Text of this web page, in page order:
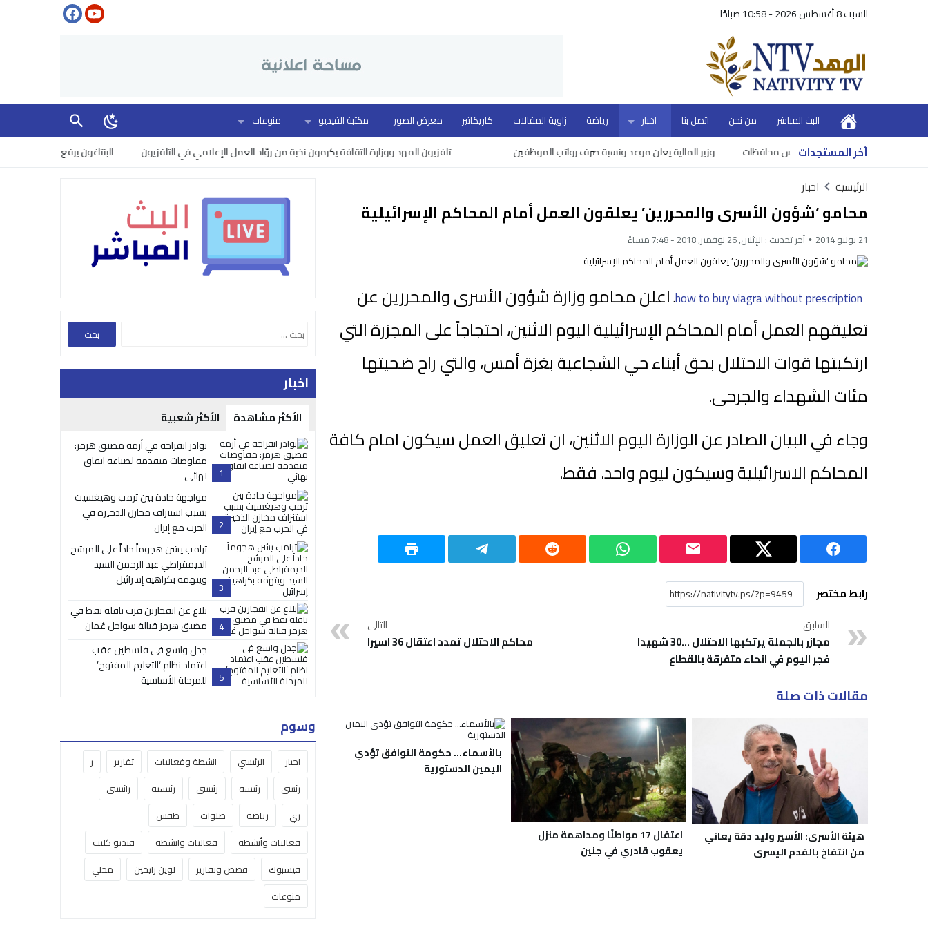
السبت 8 أغسطس 2026 - 10:58 صباحًا
البث المباشر من نحن اتصل بنا اخبار رياضة زاوية المقالات كاريكاتير معرض الصور مكتبة الفيديو منوعات
أخر المستجدات تلفزيون المهد ووزارة الثقافة يكرمون نخبة من روّاد العمل الإعلامي في التلفزيون البنتاغون يرفع مستوى الخطر: وزير المالية يعلن موعد ونسبة صرف رواتب الموظفين
الرئيسية اخبار
محامو ‘شؤون الأسرى والمحررين’ يعلقون العمل أمام المحاكم الإسرائيلية
21 يوليو 2014 آخر تحديث : الإثنين, 26 نوفمبر, 2018 - 7:48 مساءً
how to buy viagra without prescription
.اعلن محامو وزارة شؤون الأسرى والمحررين عن
تعليقهم العمل أمام المحاكم الإسرائيلية اليوم الاثنين، احتجاجاً على المجزرة التي
ارتكبتها قوات الاحتلال بحق أبناء حي الشجاعية بغزة أمس، والتي راح ضحيتها
مئات الشهداء والجرحى.
وجاء في البيان الصادر عن الوزارة اليوم الاثنين، ان تعليق العمل سيكون امام كافة
المحاكم الاسرائيلية وسيكون ليوم واحد. فقط.
رابط مختصر
السابق
مجازر بالجملة يرتكبها الاحتلال ...30 شهيدا
فجر اليوم في انحاء متفرقة بالقطاع
التالي
محاكم الاحتلال تمدد اعتقال 36 اسيرا
مقالات ذات صلة
هيئة الأسرى: الأسير وليد دقة يعاني
من انتفاخ بالقدم اليسرى
اعتقال 17 مواطنًا ومداهمة منزل
يعقوب قادري في جنين
بالأسماء… حكومة التوافق تؤدي
اليمين الدستورية
اخبار
الأكثر مشاهدة الأكثر شعبية
1
بوادر انفراجة في أزمة مضيق هرمز:
مفاوضات متقدمة لصياغة اتفاق
نهائي
2
مواجهة حادة بين ترمب وهيغسيث
بسبب استنزاف مخازن الذخيرة في
الحرب مع إيران
3
ترامب يشن هجوماً حاداً على المرشح
الديمقراطي عبد الرحمن السيد
ويتهمه بكراهية إسرائيل
4
بلاغ عن انفجارين قرب ناقلة نفط في
مضيق هرمز قبالة سواحل عُمان
5
جدل واسع في فلسطين عقب
اعتماد نظام ‘التعليم المفتوح’
للمرحلة الأساسية
وسوم
اخبار الرئيسي انشطة وفعاليات تقارير
ر
رئسي
رئيسة رئيسي رئيسية
رائيسي
ري
رياضه صلوات
طقس
فعاليات وأنشطة
فعاليات وانشطة
فيديو كليب
فيسبوك
قصص وتقارير لوين رايحين
محلي
منوعات